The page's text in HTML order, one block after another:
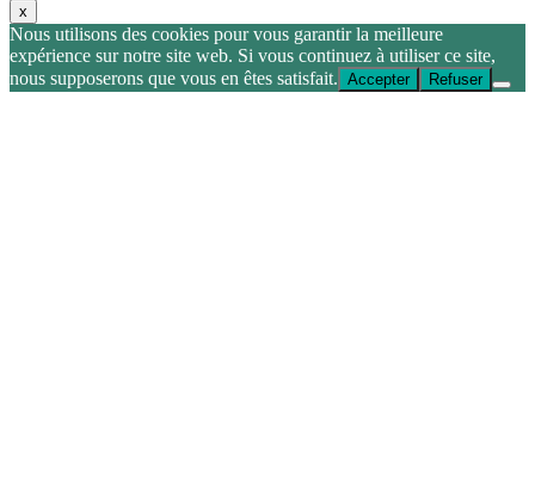
x
Nous utilisons des cookies pour vous garantir la meilleure
expérience sur notre site web. Si vous continuez à utiliser ce site,
nous supposerons que vous en êtes satisfait. Accepter Refuser